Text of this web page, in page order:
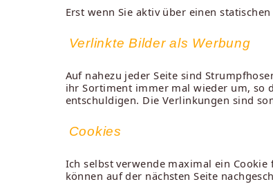
Erst wenn Sie aktiv über einen
Verlinkte Bilder als Werbung
Auf nahezu jeder Seite sind
ihr Sortiment immer mal wieder um, so
entschuldigen. Die Verlinkungen sind
Cookies
Ich selbst verwende maximal ein
können auf der nächsten Seite